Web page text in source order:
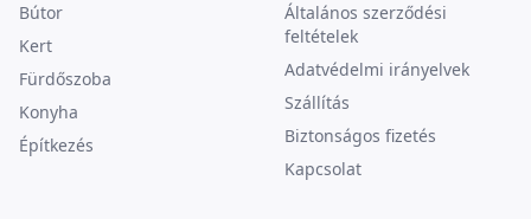
Bútor
Kert
Fürdőszoba
Konyha
Építkezés
Általános szerződési
feltételek
Adatvédelmi irányelvek
Szállítás
Biztonságos fizetés
Kapcsolat